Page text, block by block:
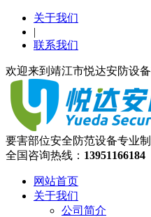
关于我们
|
联系我们
欢迎来到靖江市悦达安防设
要害部位安全防范设备专业
全国咨询热线： 13951166184
网站首页
关于我们
公司简介